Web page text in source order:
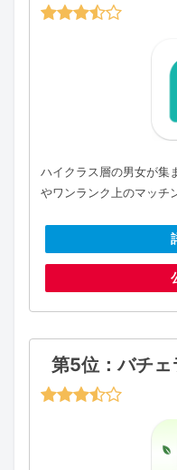
ハイクラス層の男女が集
やワンランク上のマッチ
第5位：バチェ